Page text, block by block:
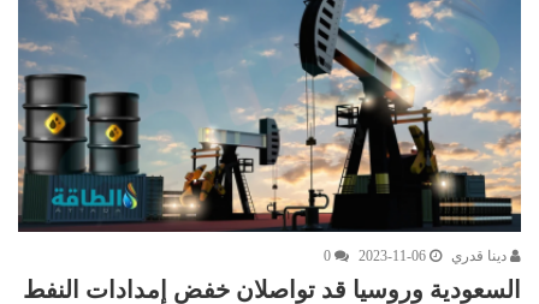
دينا قدري 2023-11-06
0
السعودية وروسيا قد تواصلان خفض إمدادات النفط